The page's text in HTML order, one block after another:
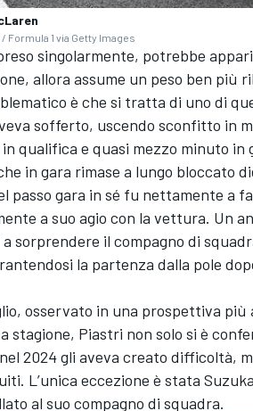
Formula 1 via Getty Images
singolarmente, potrebbe
allora assume un peso ben più
è che si tratta di uno di
sofferto, uscendo sconfitto in
qualifica e quasi mezzo minuto in
in gara rimase a lungo bloccato
passo gara in sé fu nettamente a
a suo agio con la vettura. Un
sorprendere il compagno di
la partenza dalla pole
osservato in una prospettiva
stagione, Piastri non solo si è
2024 gli aveva creato difficoltà,
L’unica eccezione è stata
al suo compagno di squadra.